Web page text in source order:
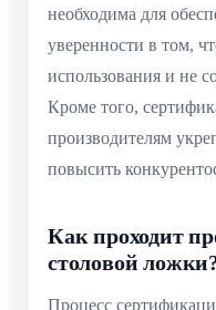
необходима для
уверенности в том,
использования и не
Кроме того,
производителям
повысить
Как проходит
столовой
Процесс